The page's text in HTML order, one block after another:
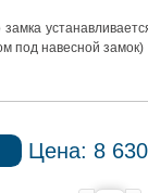
под навесной замок)
Цена: 8 630